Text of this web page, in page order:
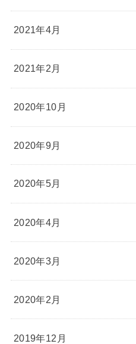
2021年4月
2021年2月
2020年10月
2020年9月
2020年5月
2020年4月
2020年3月
2020年2月
2019年12月